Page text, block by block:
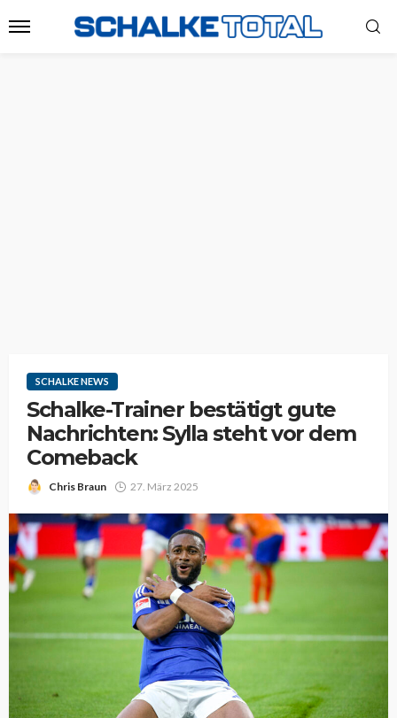
SCHALKE NEWS
Schalke-Trainer bestätigt gute
Nachrichten: Sylla steht vor dem
Comeback
Chris Braun 27. März 2025